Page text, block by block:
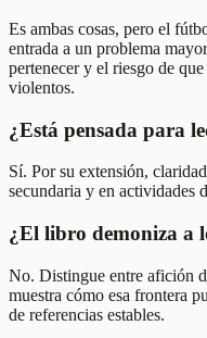
Es ambas cosas, pero el
entrada a un problema
pertenecer y el riesgo de
violentos.
¿Está pensada para
Sí. Por su extensión,
secundaria y en actividades
¿El libro demoniza a
No. Distingue entre afición
muestra cómo esa frontera
de referencias estables.